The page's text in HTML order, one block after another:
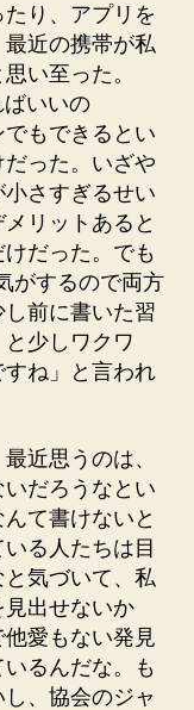
り、アプリを
近の携帯が私
い至った。
いいの
もできるとい
った。いざや
さすぎるせい
リットあると
だった。でも
がするので両方
前に書いた習
少しワクワ
ね」と言われ
近思うのは、
だろうなとい
て書けないと
る人たちは目
気づいて、私
出せないか
愛もない発見
るんだな。も
、協会のジャ